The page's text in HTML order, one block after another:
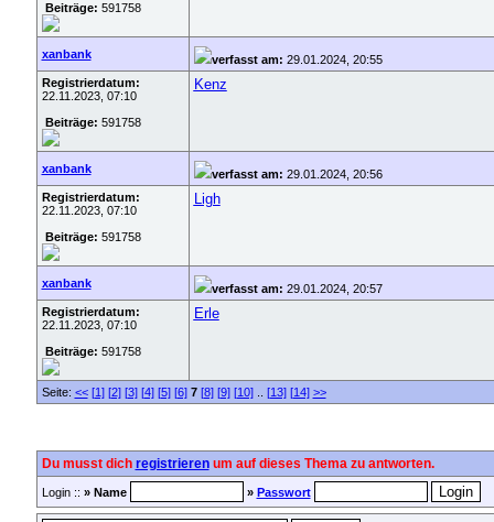
Beiträge: 591758
xanbank verfasst am: 29.01.2024, 20:55
Registrierdatum:
22.11.2023, 07:10
Beiträge: 591758
Kenz
xanbank verfasst am: 29.01.2024, 20:56
Registrierdatum:
22.11.2023, 07:10
Beiträge: 591758
Ligh
xanbank verfasst am: 29.01.2024, 20:57
Registrierdatum:
22.11.2023, 07:10
Beiträge: 591758
Erle
Seite: << [1] [2] [3] [4] [5] [6] 7 [8] [9] [10].. [13] [14] >>
Du musst dich registrierenum auf dieses Thema zu antworten.
Login :: » Name » Passwort